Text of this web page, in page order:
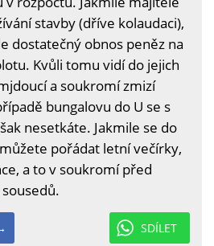
stavby (dříve kolaudaci),
dostatečný obnos peněz na
Kvůli tomu vidí do jejich
a soukromí zmizí
bungalovu do U se s
nesetkáte. Jakmile se do
pořádat letní večírky,
a to v soukromí před
SDÍLET